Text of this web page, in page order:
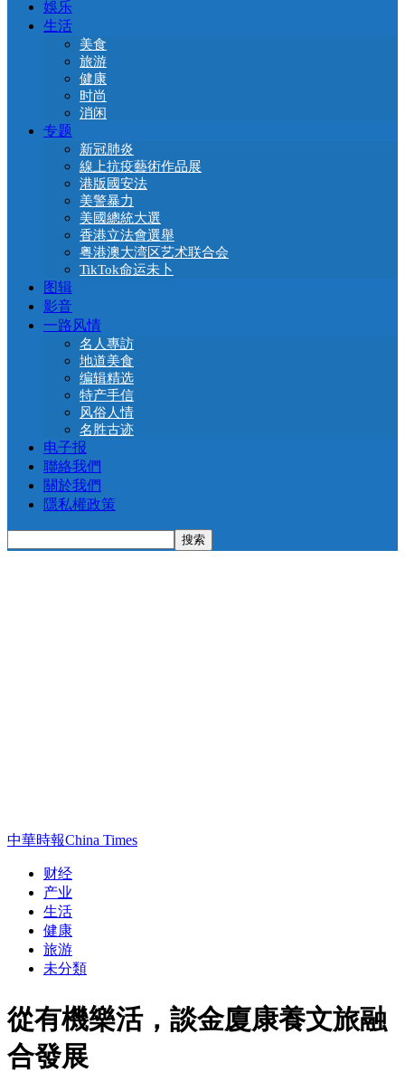
娛乐
生活
美食
旅游
健康
时尚
消闲
专题
新冠肺炎
線上抗疫藝術作品展
港版國安法
美警暴力
美國總統大選
香港立法會選舉
粤港澳大湾区艺术联合会
TikTok命运未卜
图辑
影音
一路风情
名人專訪
地道美食
编辑精选
特产手信
风俗人情
名胜古迹
电子报
聯絡我們
關於我們
隱私權政策
中華時報China Times
财经
产业
生活
健康
旅游
未分類
從有機樂活，談金廈康養文旅融
合發展